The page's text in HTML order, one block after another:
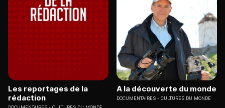
Les reportages de la
rédaction
A la découverte du monde
DOCUMENTAIRES CULTURES DU MONDE